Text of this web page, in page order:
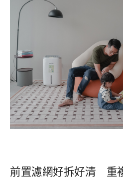
前置濾網好拆好清 重